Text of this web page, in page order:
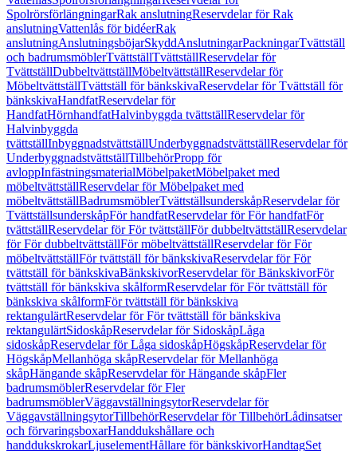
SpolrörsförlängningarRak anslutningReservdelar för Rak
anslutningVattenlås för bidéerRak
anslutningAnslutningsböjarSkyddAnslutningarPackningarTvättställ
och badrumsmöblerTvättställTvättställReservdelar för
TvättställDubbeltvättställMöbeltvättställReservdelar för
MöbeltvättställTvättställ för bänkskivaReservdelar för Tvättställ för
bänkskivaHandfatReservdelar för
HandfatHörnhandfatHalvinbyggda tvättställReservdelar för
Halvinbyggda
tvättställInbyggnadstvättställUnderbyggnadstvättställReservdelar för
UnderbyggnadstvättställTillbehörPropp för
avloppInfästningsmaterialMöbelpaketMöbelpaket med
möbeltvättställReservdelar för Möbelpaket med
möbeltvättställBadrumsmöblerTvättställsunderskåpReservdelar för
TvättställsunderskåpFör handfatReservdelar för För handfatFör
tvättställReservdelar för För tvättställFör dubbeltvättställReservdelar
för För dubbeltvättställFör möbeltvättställReservdelar för För
möbeltvättställFör tvättställ för bänkskivaReservdelar för För
tvättställ för bänkskivaBänkskivorReservdelar för BänkskivorFör
tvättställ för bänkskiva skålformReservdelar för För tvättställ för
bänkskiva skålformFör tvättställ för bänkskiva
rektangulärtReservdelar för För tvättställ för bänkskiva
rektangulärtSidoskåpReservdelar för SidoskåpLåga
sidoskåpReservdelar för Låga sidoskåpHögskåpReservdelar för
HögskåpMellanhöga skåpReservdelar för Mellanhöga
skåpHängande skåpReservdelar för Hängande skåpFler
badrumsmöblerReservdelar för Fler
badrumsmöblerVäggavställningsytorReservdelar för
VäggavställningsytorTillbehörReservdelar för TillbehörLådinsatser
och förvaringsboxarHanddukshållare och
handdukskrokarLjuselementHållare för bänkskivorHandtagSet